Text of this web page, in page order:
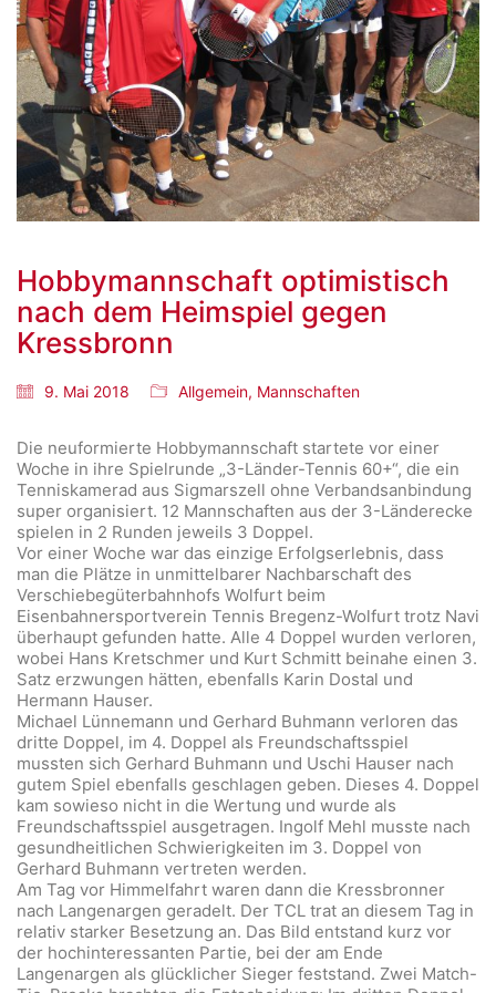
Hobbymannschaft optimistisch
nach dem Heimspiel gegen
Kressbronn
9. Mai 2018 Allgemein, Mannschaften
Die neuformierte Hobbymannschaft startete vor einer
Woche in ihre Spielrunde „3-Länder-Tennis 60+“, die ein
Tenniskamerad aus Sigmarszell ohne Verbandsanbindung
super organisiert. 12 Mannschaften aus der 3-Länderecke
spielen in 2 Runden jeweils 3 Doppel.
Vor einer Woche war das einzige Erfolgserlebnis, dass
man die Plätze in unmittelbarer Nachbarschaft des
Verschiebegüterbahnhofs Wolfurt beim
Eisenbahnersportverein Tennis Bregenz-Wolfurt trotz Navi
überhaupt gefunden hatte. Alle 4 Doppel wurden verloren,
wobei Hans Kretschmer und Kurt Schmitt beinahe einen 3.
Satz erzwungen hätten, ebenfalls Karin Dostal und
Hermann Hauser.
Michael Lünnemann und Gerhard Buhmann verloren das
dritte Doppel, im 4. Doppel als Freundschaftsspiel
mussten sich Gerhard Buhmann und Uschi Hauser nach
gutem Spiel ebenfalls geschlagen geben. Dieses 4. Doppel
kam sowieso nicht in die Wertung und wurde als
Freundschaftsspiel ausgetragen. Ingolf Mehl musste nach
gesundheitlichen Schwierigkeiten im 3. Doppel von
Gerhard Buhmann vertreten werden.
Am Tag vor Himmelfahrt waren dann die Kressbronner
nach Langenargen geradelt. Der TCL trat an diesem Tag in
relativ starker Besetzung an. Das Bild entstand kurz vor
der hochinteressanten Partie, bei der am Ende
Langenargen als glücklicher Sieger feststand. Zwei Match-